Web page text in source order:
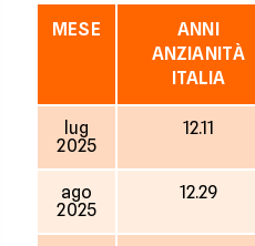
MESE
ANNI
ANZIANITÀ
ITALIA
lug
2025
12.11
ago
2025
12.29